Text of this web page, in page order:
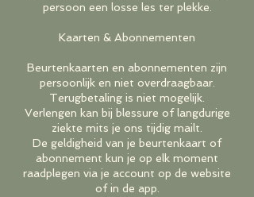
persoon een losse les ter plekke.
Kaarten & Abonnementen
Beurtenkaarten en abonnementen zijn
persoonlijk en niet overdraagbaar.
Terugbetaling is niet mogelijk.
Verlengen kan bij blessure of langdurige
ziekte mits je ons tijdig mailt.
De geldigheid van je beurtenkaart of
abonnement kun je op elk moment
raadplegen via je account op de website
of in de app.